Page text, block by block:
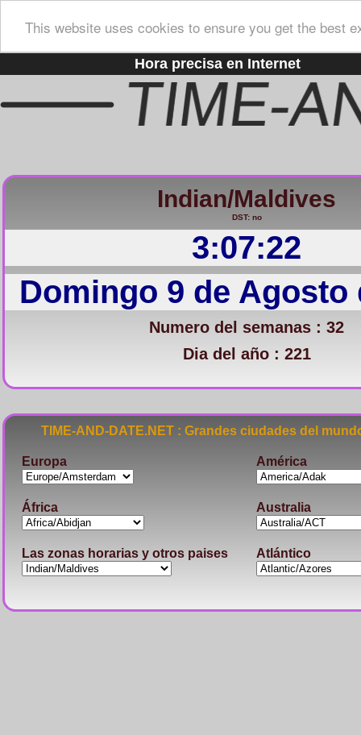
This website uses cookies to ensure you get the best
Hora precisa en Internet
Indian/Maldives
DST: no
3:07:23
Domingo 9 de Agosto
Numero del semanas : 32
Dia del año : 221
TIME-AND-DATE.NET : Grandes ciudades del
Europa América
África Australia
Las zonas horarias y otros paises Atlántico